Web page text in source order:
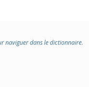
naviguer dans le dictionnaire.